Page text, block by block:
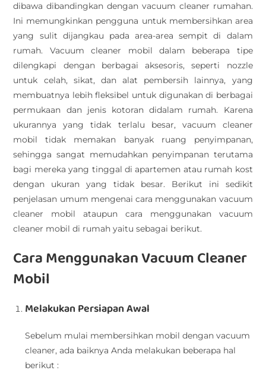
dibawa dibandingkan dengan vacuum cleaner rumahan.
Ini memungkinkan pengguna untuk membersihkan area
yang sulit dijangkau pada area-area sempit di dalam
rumah. Vacuum cleaner mobil dalam beberapa tipe
dilengkapi dengan berbagai aksesoris, seperti nozzle
untuk celah, sikat, dan alat pembersih lainnya, yang
membuatnya lebih fleksibel untuk digunakan di berbagai
permukaan dan jenis kotoran didalam rumah. Karena
ukurannya yang tidak terlalu besar, vacuum cleaner
mobil tidak memakan banyak ruang penyimpanan,
sehingga sangat memudahkan penyimpanan terutama
bagi mereka yang tinggal di apartemen atau rumah kost
dengan ukuran yang tidak besar. Berikut ini sedikit
penjelasan umum mengenai cara menggunakan vacuum
cleaner mobil ataupun cara menggunakan vacuum
cleaner mobil di rumah yaitu sebagai berikut.
Cara Menggunakan Vacuum Cleaner
Mobil
Melakukan Persiapan Awal
Sebelum mulai membersihkan mobil dengan vacuum
cleaner, ada baiknya Anda melakukan beberapa hal
berikut :